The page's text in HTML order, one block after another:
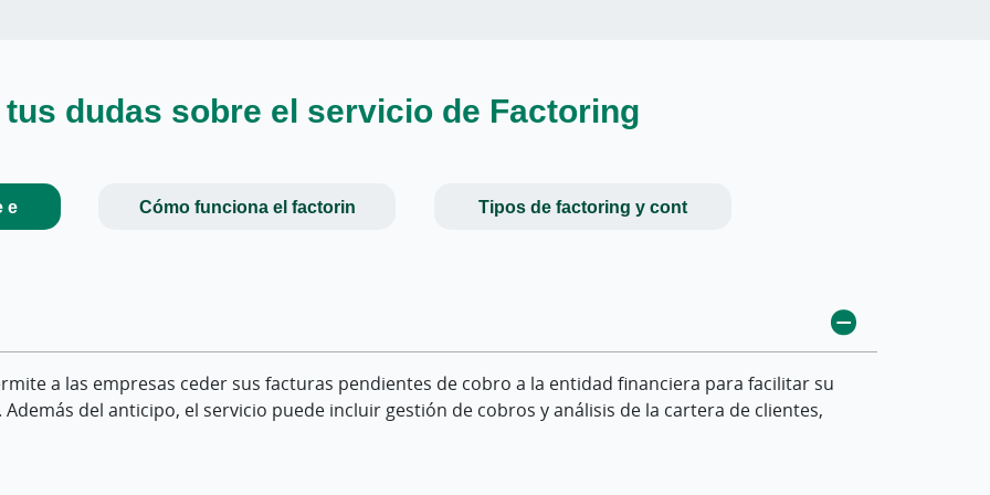
dudas sobre el servicio de Factoring
e Cómo funciona el factorin Tipos de factoring y cont
a las empresas ceder sus facturas pendientes de cobro a la entidad financiera para facilitar su
del anticipo, el servicio puede incluir gestión de cobros y análisis de la cartera de clientes,
entidad financiera. A partir de ese momento, la entidad puede encargarse de la gestión del cobro y,
Las condiciones de anticipo y gestión se establecen en el contrato.
y sin recurso?
frente a la entidad financiera en caso de impago del deudor. En el factoring sin recurso, la
del deudor, dentro de los límites y condiciones establecidos en el contrato.